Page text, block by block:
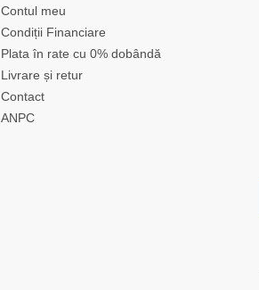
Contul meu
Condiții Financiare
Plata în rate cu 0% dobândă
Livrare și retur
Contact
ANPC